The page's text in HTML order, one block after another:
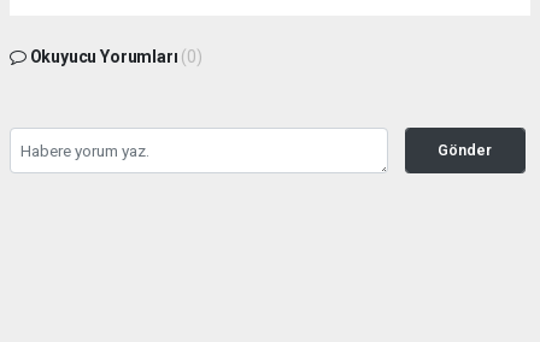
Okuyucu Yorumları (0)
Gönder